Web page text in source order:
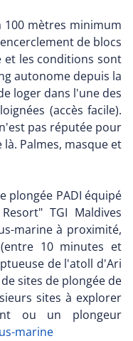
100 mètres minimum
de blocs
et les conditions sont
autonome depuis la
loger dans l'une des
(accès facile).
pas réputée pour
Palmes, masque et
plongée PADI équipé
TGI Maldives
marine à proximité,
10 minutes et
de l'atoll d'Ari
sites de plongée de
sites à explorer
ou un plongeur
marine